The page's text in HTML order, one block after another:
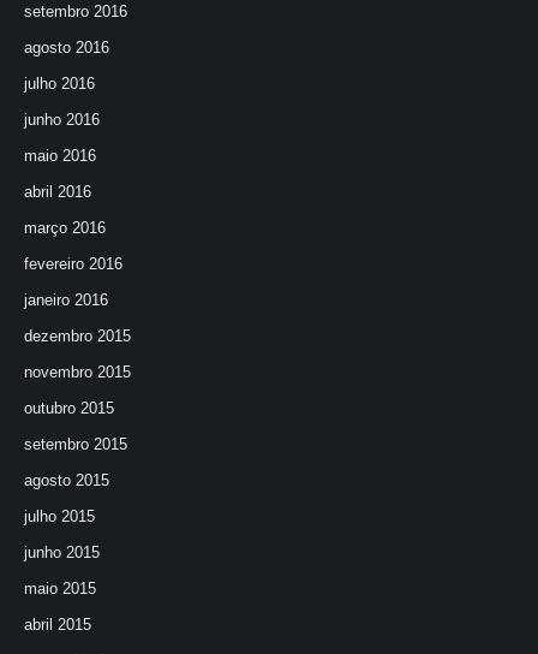
setembro 2016
agosto 2016
julho 2016
junho 2016
maio 2016
abril 2016
março 2016
fevereiro 2016
janeiro 2016
dezembro 2015
novembro 2015
outubro 2015
setembro 2015
agosto 2015
julho 2015
junho 2015
maio 2015
abril 2015